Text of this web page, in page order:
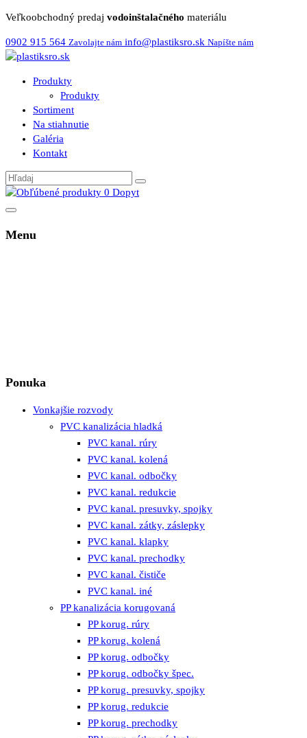
Veľkoobchodný predaj vodoinštalačného materiálu
0902 915 564 Zavolajte nám info@plastiksro.sk Napíšte nám
Produkty
Produkty
Sortiment
Na stiahnutie
Galéria
Kontakt
0 Dopyt
Menu
Ponuka
Vonkajšie rozvody
PVC kanalizácia hladká
PVC kanal. rúry
PVC kanal. kolená
PVC kanal. odbočky
PVC kanal. redukcie
PVC kanal. presuvky, spojky
PVC kanal. zátky, záslepky
PVC kanal. klapky
PVC kanal. prechodky
PVC kanal. čističe
PVC kanal. iné
PP kanalizácia korugovaná
PP korug. rúry
PP korug. kolená
PP korug. odbočky
PP korug. odbočky špec.
PP korug. presuvky, spojky
PP korug. redukcie
PP korug. prechodky